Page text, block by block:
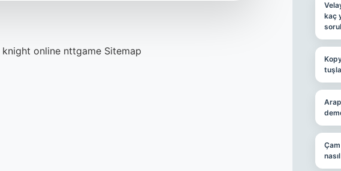
knight online nttgame Sitemap
kaç
tuşla
Çam